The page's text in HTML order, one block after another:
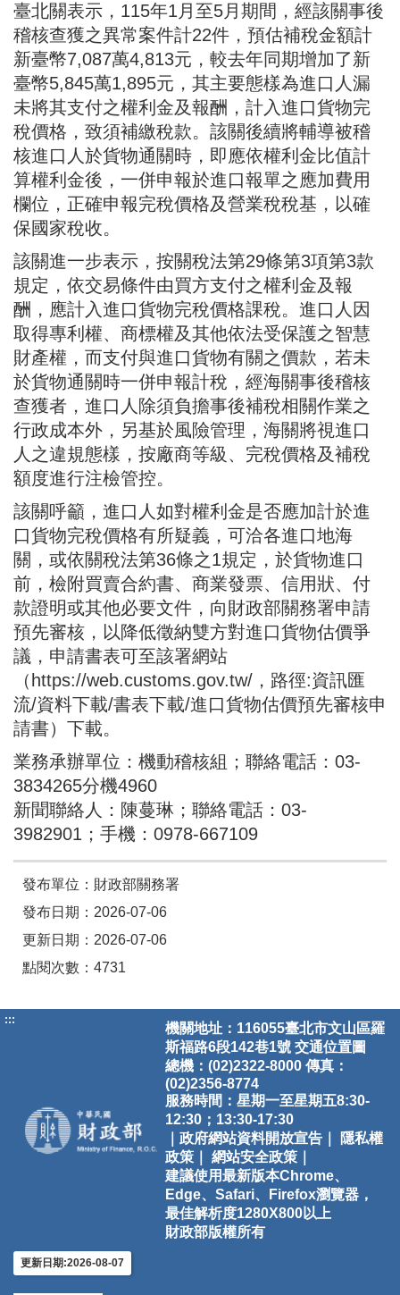
臺北關表示，115年1月至5月期間，經該關事後
稽核查獲之異常案件計22件，預估補稅金額計
新臺幣7,087萬4,813元，較去年同期增加了新
臺幣5,845萬1,895元，其主要態樣為進口人漏
未將其支付之權利金及報酬，計入進口貨物完
稅價格，致須補繳稅款。該關後續將輔導被稽
核進口人於貨物通關時，即應依權利金比值計
算權利金後，一併申報於進口報單之應加費用
欄位，正確申報完稅價格及營業稅稅基，以確
保國家稅收。
該關進一步表示，按關稅法第29條第3項第3款
規定，依交易條件由買方支付之權利金及報
酬，應計入進口貨物完稅價格課稅。進口人因
取得專利權、商標權及其他依法受保護之智慧
財產權，而支付與進口貨物有關之價款，若未
於貨物通關時一併申報計稅，經海關事後稽核
查獲者，進口人除須負擔事後補稅相關作業之
行政成本外，另基於風險管理，海關將視進口
人之違規態樣，按廠商等級、完稅價格及補稅
額度進行注檢管控。
該關呼籲，進口人如對權利金是否應加計於進
口貨物完稅價格有所疑義，可洽各進口地海
關，或依關稅法第36條之1規定，於貨物進口
前，檢附買賣合約書、商業發票、信用狀、付
款證明或其他必要文件，向財政部關務署申請
預先審核，以降低徵納雙方對進口貨物估價爭
議，申請書表可至該署網站
（https://web.customs.gov.tw/，路徑:資訊匯
流/資料下載/書表下載/進口貨物估價預先審核申
請書）下載。
業務承辦單位：機動稽核組；聯絡電話：03-
3834265分機4960
新聞聯絡人：陳蔓琳；聯絡電話：03-
3982901；手機：0978-667109
發布單位：財政部關務署
發布日期：2026-07-06
更新日期：2026-07-06
點閱次數：4731
:::
機關地址：116055臺北市文山區羅
斯福路6段142巷1號 交通位置圖
總機：(02)2322-8000 傳真：
(02)2356-8774
服務時間：星期一至星期五8:30-
12:30；13:30-17:30
｜政府網站資料開放宣告｜
隱私權
政策｜
網站安全政策｜
建議使用最新版本Chrome、
Edge、Safari、Firefox瀏覽器，
最佳解析度1280X800以上
財政部版權所有
更新日期:2026-08-07